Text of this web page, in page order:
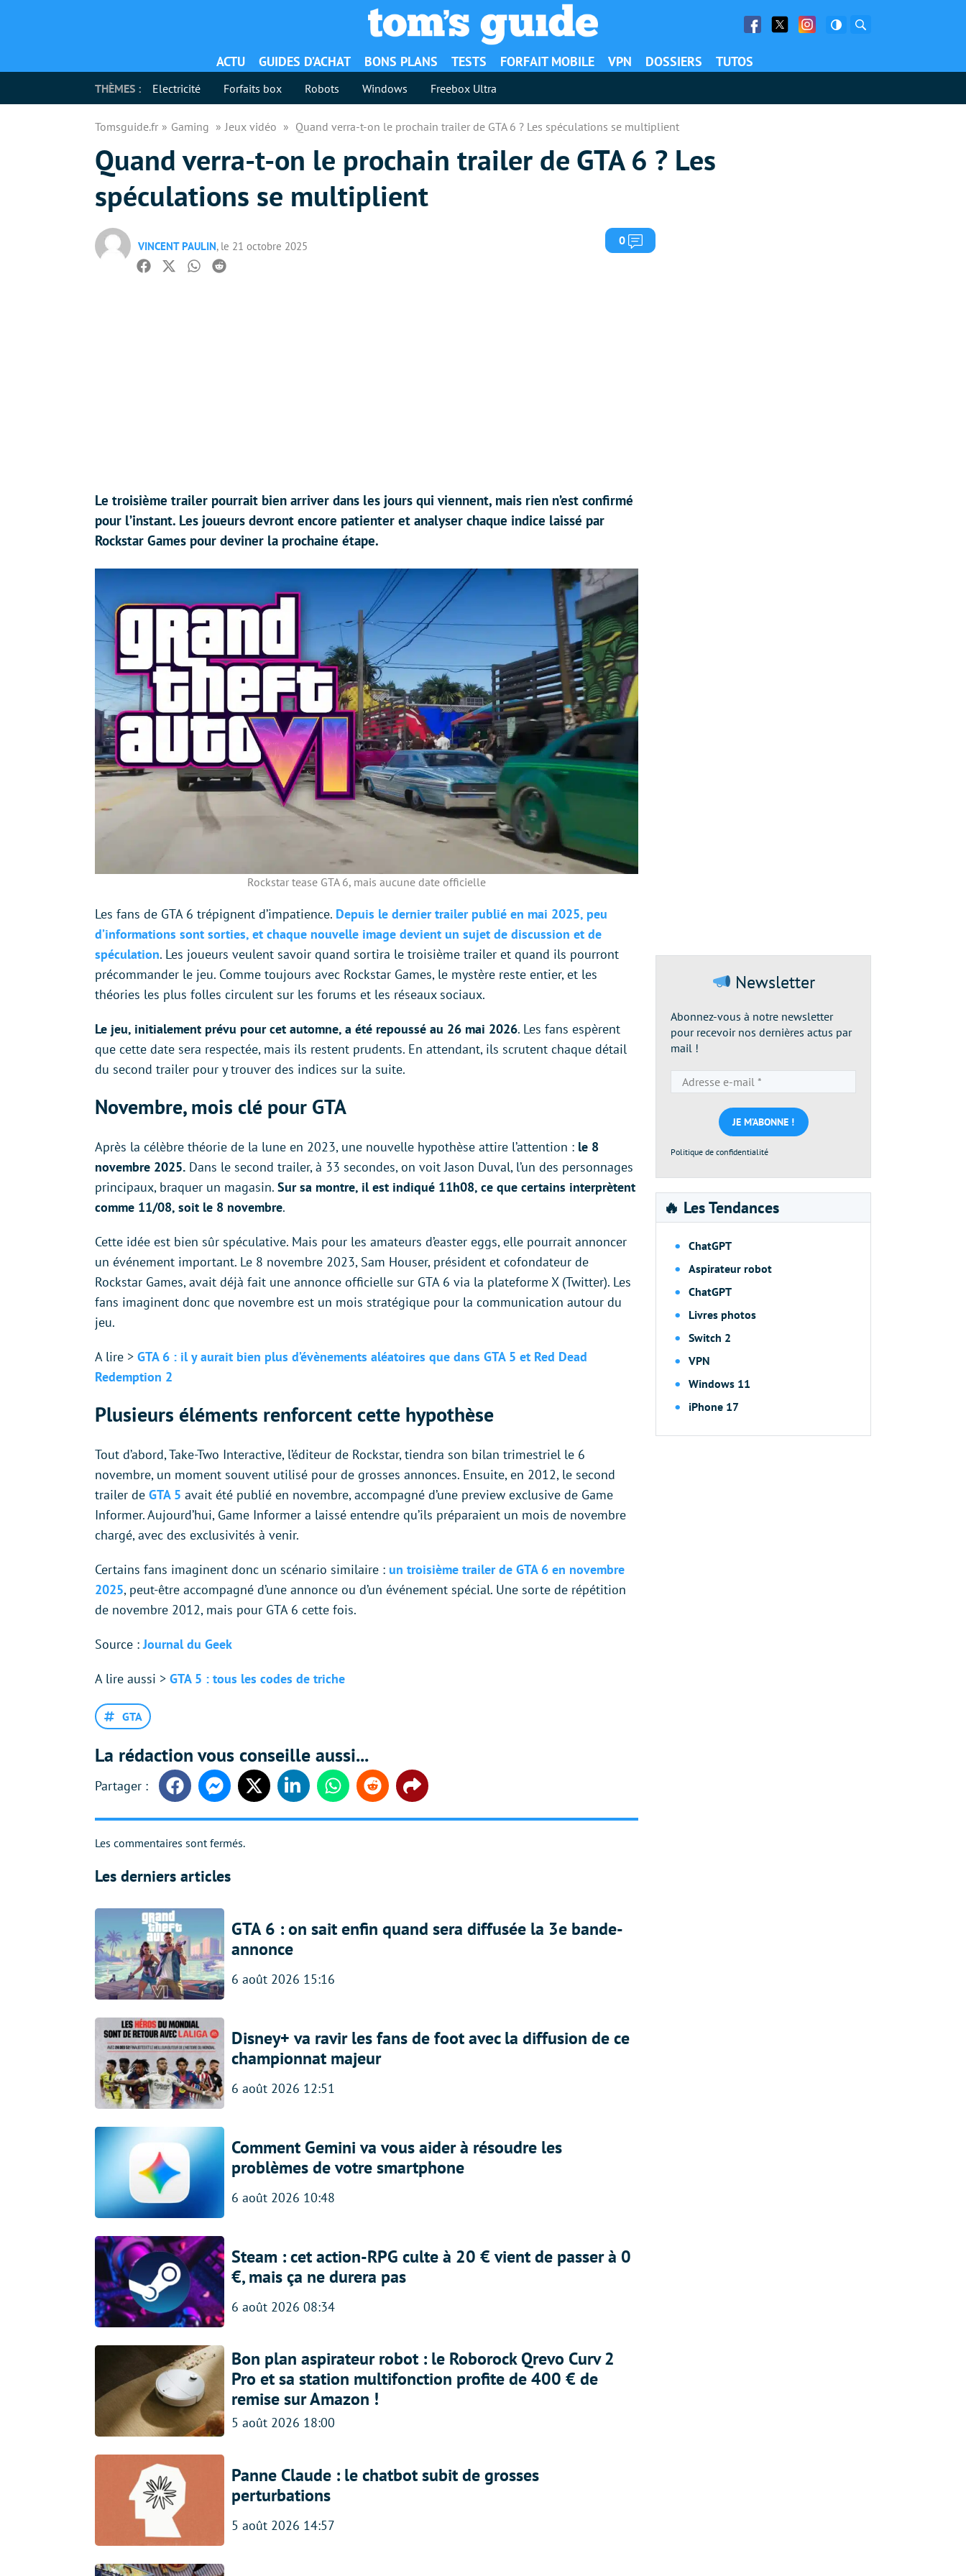
Facebook
Twitter Facebook
ACTU GUIDES D’ACHAT BONS PLANS TESTS FORFAIT MOBILE VPN DOSSIERS TUTOS
THÈMES : Electricité Forfaits box Robots Windows Freebox Ultra
Tomsguide.fr Gaming Jeux vidéo Quand verra-t-on le prochain trailer de GTA 6 ? Les spéculations se multiplient
Quand verra-t-on le prochain trailer de GTA 6 ? Les
spéculations se multiplient
VINCENT PAULIN, le 21 octobre 2025 0 Commentaires
Facebook
TwitterWhatsapp
Reddit
Le troisième trailer pourrait bien arriver dans les jours qui viennent, mais rien n’est confirmé
pour l’instant. Les joueurs devront encore patienter et analyser chaque indice laissé par
Rockstar Games pour deviner la prochaine étape.
Rockstar tease GTA 6, mais aucune date officielle
Les fans de GTA 6 trépignent d’impatience. Depuis le dernier trailer publié en mai 2025, peu
d’informations sont sorties, et chaque nouvelle image devient un sujet de discussion et de
spéculation. Les joueurs veulent savoir quand sortira le troisième trailer et quand ils pourront
précommander le jeu. Comme toujours avec Rockstar Games, le mystère reste entier, et les
théories les plus folles circulent sur les forums et les réseaux sociaux.
Le jeu, initialement prévu pour cet automne, a été repoussé au 26 mai 2026. Les fans espèrent
que cette date sera respectée, mais ils restent prudents. En attendant, ils scrutent chaque détail
du second trailer pour y trouver des indices sur la suite.
Novembre, mois clé pour GTA
Après la célèbre théorie de la lune en 2023, une nouvelle hypothèse attire l’attention : le 8
novembre 2025. Dans le second trailer, à 33 secondes, on voit Jason Duval, l’un des personnages
principaux, braquer un magasin. Sur sa montre, il est indiqué 11h08, ce que certains interprètent
comme 11/08, soit le 8 novembre.
Cette idée est bien sûr spéculative. Mais pour les amateurs d’easter eggs, elle pourrait annoncer
un événement important. Le 8 novembre 2023, Sam Houser, président et cofondateur de
Rockstar Games, avait déjà fait une annonce officielle sur GTA 6 via la plateforme X (Twitter). Les
fans imaginent donc que novembre est un mois stratégique pour la communication autour du
jeu.
A lire > GTA 6 : il y aurait bien plus d’évènements aléatoires que dans GTA 5 et Red Dead
Redemption 2
Plusieurs éléments renforcent cette hypothèse
Tout d’abord, Take-Two Interactive, l’éditeur de Rockstar, tiendra son bilan trimestriel le 6
novembre, un moment souvent utilisé pour de grosses annonces. Ensuite, en 2012, le second
trailer de GTA 5 avait été publié en novembre, accompagné d’une preview exclusive de Game
Informer. Aujourd’hui, Game Informer a laissé entendre qu’ils préparaient un mois de novembre
chargé, avec des exclusivités à venir.
Certains fans imaginent donc un scénario similaire : un troisième trailer de GTA 6 en novembre
2025, peut-être accompagné d’une annonce ou d’un événement spécial. Une sorte de répétition
de novembre 2012, mais pour GTA 6 cette fois.
Source :Journal du Geek
A lire aussi > GTA 5 : tous les codes de triche
GTA
La rédaction vous conseille aussi...
FacebookMessengerTwitter LinkedinWhatsappReddit Share
Les commentaires sont fermés.
Les derniers articles
GTA 6 : on sait enfin quand sera diffusée la 3e bande-
annonce
6 août 2026 15:16
Disney+ va ravir les fans de foot avec la diffusion de ce
championnat majeur
6 août 2026 12:51
Comment Gemini va vous aider à résoudre les
problèmes de votre smartphone
6 août 2026 10:48
Steam : cet action-RPG culte à 20 € vient de passer à 0
€, mais ça ne durera pas
6 août 2026 08:34
Bon plan aspirateur robot : le Roborock Qrevo Curv 2
Pro et sa station multifonction profite de 400 € de
remise sur Amazon !
5 août 2026 18:00
Panne Claude : le chatbot subit de grosses
perturbations
5 août 2026 14:57
Newsletter
Abonnez-vous à notre newsletter
pour recevoir nos dernières actus par
mail !
e-
mail
*
Politique de confidentialité
🔥 Les Tendances
ChatGPT
Aspirateur robot
ChatGPT
Livres photos
Switch 2
VPN
Windows 11
iPhone 17